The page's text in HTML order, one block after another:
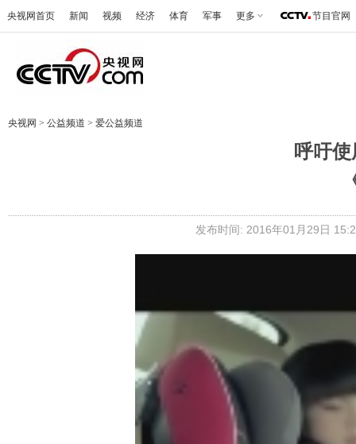
央视网首页 新闻 视频 经济 体育 军事 更多 节目官网
央视网 > 公益频道 > 爱公益频道
呼吁
发布时间: 2016年01月29日